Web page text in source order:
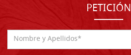
PETICIÓN